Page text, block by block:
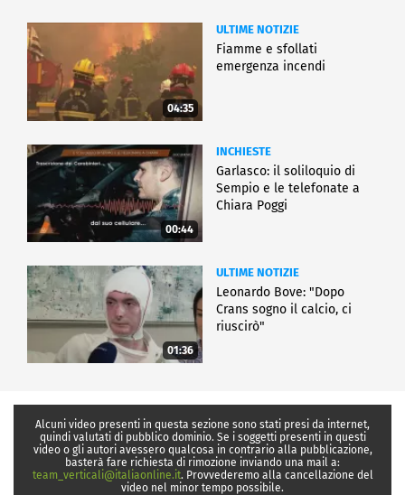
04:35
ULTIME NOTIZIE
Fiamme e sfollati
emergenza incendi
00:44
INCHIESTE
Garlasco: il soliloquio di
Sempio e le telefonate a
Chiara Poggi
01:36
ULTIME NOTIZIE
Leonardo Bove: "Dopo
Crans sogno il calcio, ci
riuscirò"
Alcuni video presenti in questa sezione sono stati presi da internet,
quindi valutati di pubblico dominio. Se i soggetti presenti in questi
video o gli autori avessero qualcosa in contrario alla pubblicazione,
basterà fare richiesta di rimozione inviando una mail a:
team_verticali@italiaonline.it. Provvederemo alla cancellazione del
video nel minor tempo possibile.